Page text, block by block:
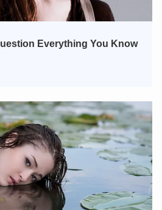
CỦA
kỳ điều gì bạn cần biết về
nhé. Tôi sẵn sàng hỗ trợ!